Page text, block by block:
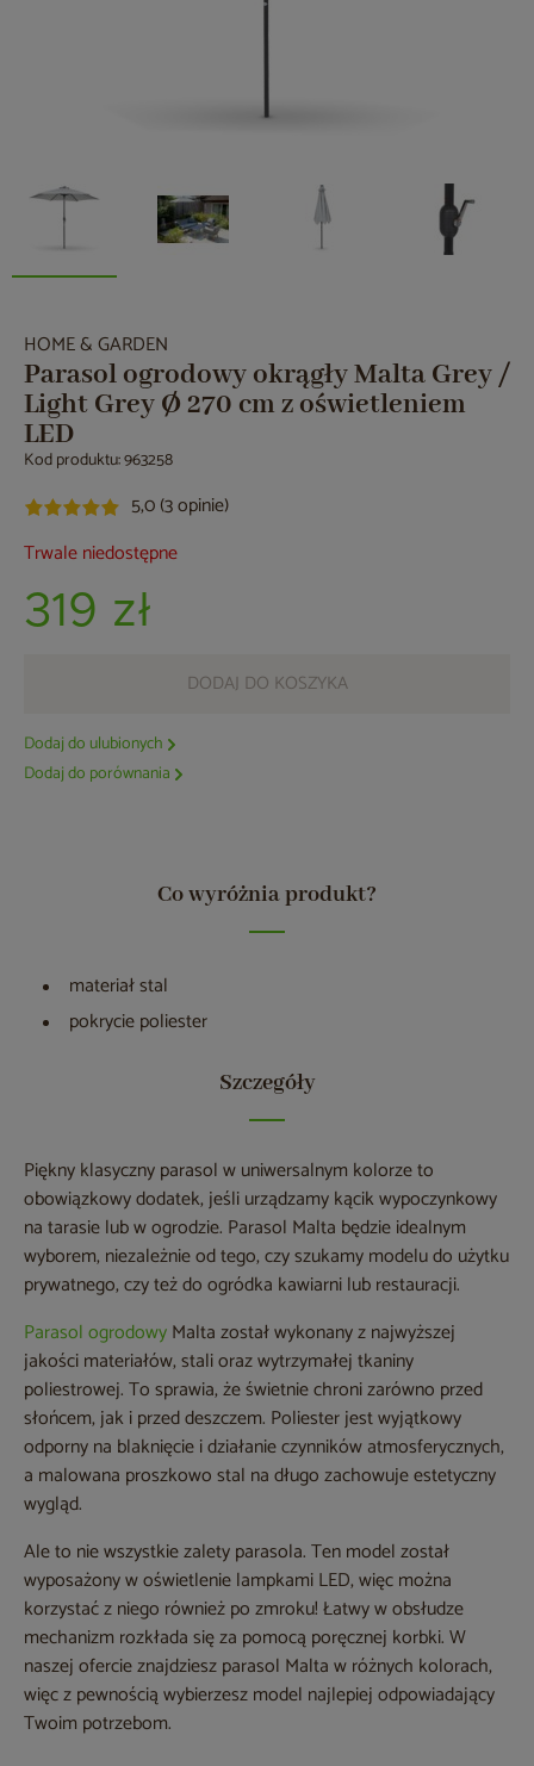
HOME & GARDEN
Parasol ogrodowy okrągły Malta Grey /
Light Grey Ø 270 cm z oświetleniem
LED
Kod produktu: 963258
5,0 (3 opinie)
Trwale niedostępne
319 zł
DODAJ DO KOSZYKA
Dodaj do ulubionych
Dodaj do porównania
Co wyróżnia produkt?
materiał stal
pokrycie poliester
Szczegóły
Piękny klasyczny parasol w uniwersalnym kolorze to
obowiązkowy dodatek, jeśli urządzamy kącik wypoczynkowy
na tarasie lub w ogrodzie. Parasol Malta będzie idealnym
wyborem, niezależnie od tego, czy szukamy modelu do użytku
prywatnego, czy też do ogródka kawiarni lub restauracji.
Parasol ogrodowyMalta został wykonany z najwyższej
jakości materiałów, stali oraz wytrzymałej tkaniny
poliestrowej. To sprawia, że świetnie chroni zarówno przed
słońcem, jak i przed deszczem. Poliester jest wyjątkowy
odporny na blaknięcie i działanie czynników atmosferycznych,
a malowana proszkowo stal na długo zachowuje estetyczny
wygląd.
Ale to nie wszystkie zalety parasola. Ten model został
wyposażony w oświetlenie lampkami LED, więc można
korzystać z niego również po zmroku! Łatwy w obsłudze
mechanizm rozkłada się za pomocą poręcznej korbki. W
naszej ofercie znajdziesz parasol Malta w różnych kolorach,
więc z pewnością wybierzesz model najlepiej odpowiadający
Twoim potrzebom.